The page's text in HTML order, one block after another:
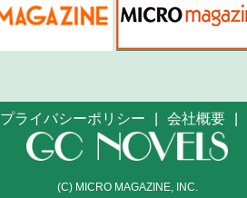
プライバシーポリシー 会社概要
(C) MICRO MAGAZINE, INC.